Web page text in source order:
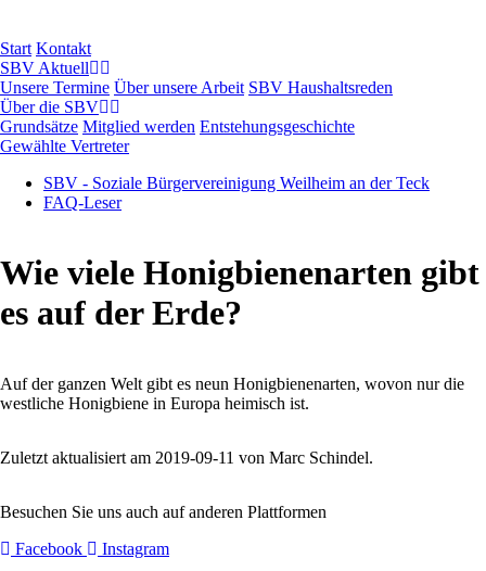
Navigation
überspringen
Start Kontakt
SBV Aktuell
Unsere Termine Über unsere Arbeit SBV Haushaltsreden
Über die SBV
Grundsätze Mitglied werden Entstehungsgeschichte
Gewählte Vertreter
SBV - Soziale Bürgervereinigung Weilheim an der Teck
FAQ-Leser
Wie viele Honigbienenarten gibt
es auf der Erde?
Auf der ganzen Welt gibt es neun Honigbienenarten, wovon nur die
westliche Honigbiene in Europa heimisch ist.
Zuletzt aktualisiert am 2019-09-11 von Marc Schindel.
Besuchen Sie uns auch auf anderen Plattformen
Facebook
Instagram